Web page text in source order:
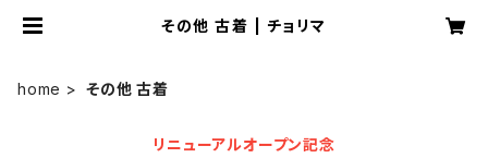
その他 古着 | チョリマ
home その他 古着
リニューアルオープン記念